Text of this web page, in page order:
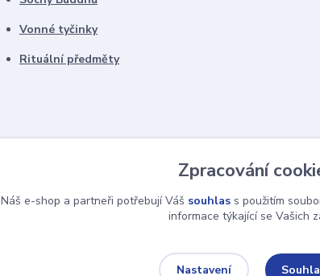
Vonné tyčinky
Rituální předměty
Zpracování
Náš e-shop a partneři potřebují Váš souhlass použitím
informace týkající se Vašich
Nastavení